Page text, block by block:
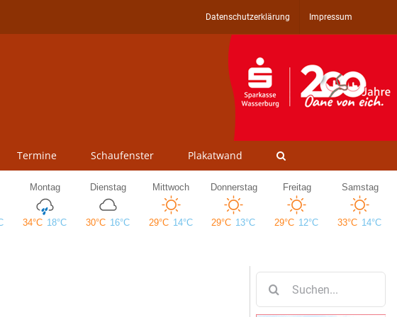
Datenschutzerklärung Impressum
Termine Schaufenster Plakatwand
nach: